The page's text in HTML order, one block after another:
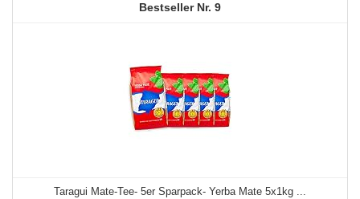
9
Taragui Mate-Tee- 5er Sparpack- Yerba Mate 5x1kg ...